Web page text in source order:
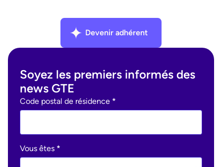
Devenir adhérent
Soyez les premiers informés des
news GTE
Ohme
:
Code postal de résidence *
Vous êtes *